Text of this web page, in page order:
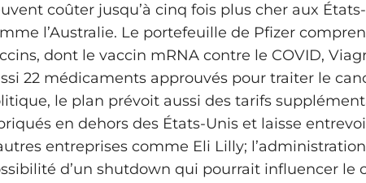
coûter jusqu’à cinq fois plus cher aux
l’Australie. Le portefeuille de Pfizer
dont le vaccin mRNA contre le COVID,
22 médicaments approuvés pour traiter le
le plan prévoit aussi des tarifs
en dehors des États-Unis et laisse
entreprises comme Eli Lilly;
d’un shutdown qui pourrait influencer le